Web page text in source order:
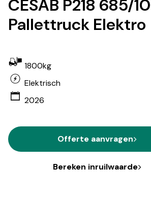
CESAB P218 685/
Pallettruck Elektro
1800kg
Elektrisch
2026
Offerte aanvragen
Bereken inruilwaarde